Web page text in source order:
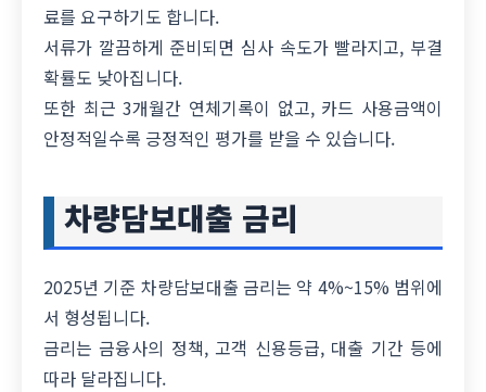
료를 요구하기도 합니다.
서류가 깔끔하게 준비되면 심사 속도가 빨라지고, 부결
확률도 낮아집니다.
또한 최근 3개월간 연체기록이 없고, 카드 사용금액이
안정적일수록 긍정적인 평가를 받을 수 있습니다.
차량담보대출 금리
2025년 기준 차량담보대출 금리는 약 4%~15% 범위에
서 형성됩니다.
금리는 금융사의 정책, 고객 신용등급, 대출 기간 등에
따라 달라집니다.